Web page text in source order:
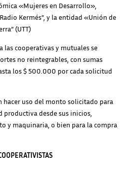
«Mujeres en Desarrollo»,
Kermés”, y la entidad «Unión de
(UTT)
las cooperativas y mutuales se
no reintegrables, con sumas
los $ 500.000 por cada solicitud
hacer uso del monto solicitado para
productiva desde sus inicios,
y maquinaria, o bien para la compra